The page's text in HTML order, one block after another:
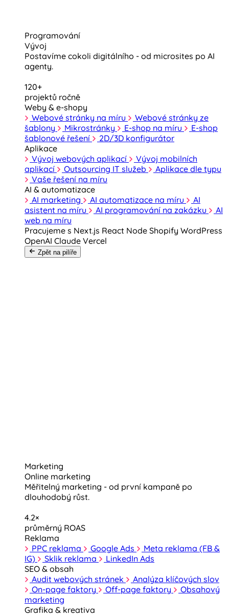
Programování
Vývoj
Postavíme cokoli digitálního - od microsites po AI
agenty.
120+
projektů ročně
Weby & e-shopy
Webové stránky na míru
Webové stránky ze
šablony
Mikrostránky E-shop na míru
E-shop
šablonové řešení
2D/3D konfigurátor
Aplikace
Vývoj webových aplikací
Vývoj mobilních
aplikací
Outsourcing IT služeb
Aplikace dle typu
Vaše řešení na míru
AI & automatizace
AI marketing
AI automatizace na míru
AI
asistent na míru
AI programování na zakázku
AI
web na míru
Pracujeme s Next.js React Node Shopify WordPress
OpenAI Claude Vercel
Zpět na pilíře
Marketing
Online marketing
Měřitelný marketing - od první kampaně po
dlouhodobý růst.
4.2×
průměrný ROAS
Reklama
PPC reklama
Google Ads
Meta reklama (FB &
IG)
Sklik reklama
LinkedIn Ads
SEO & obsah
Audit webových stránek
Analýza klíčových slov
On-page faktory
Off-page faktory
Obsahový
marketing
Grafika & kreativa